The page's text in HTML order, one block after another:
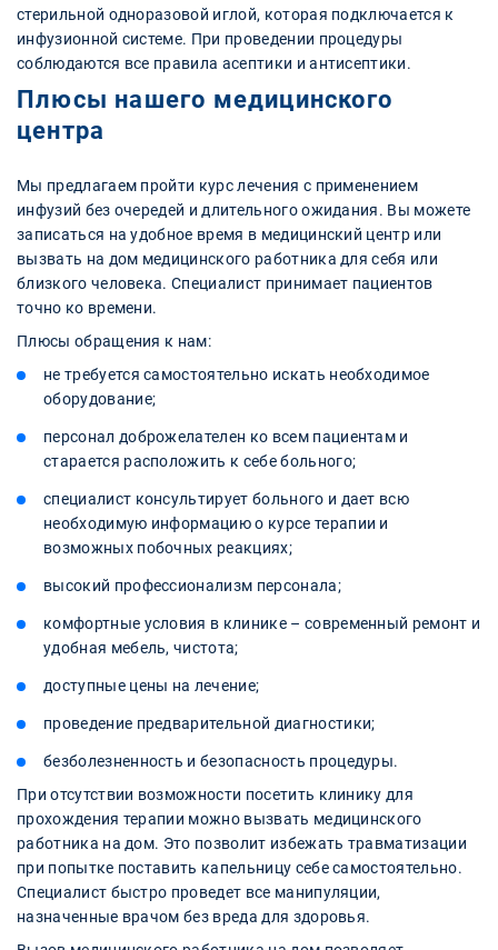
стерильной одноразовой иглой, которая подключается к
инфузионной системе. При проведении процедуры
соблюдаются все правила асептики и антисептики.
Плюсы нашего медицинского
центра
Мы предлагаем пройти курс лечения с применением
инфузий без очередей и длительного ожидания. Вы можете
записаться на удобное время в медицинский центр или
вызвать на дом медицинского работника для себя или
близкого человека. Специалист принимает пациентов
точно ко времени.
Плюсы обращения к нам:
не требуется самостоятельно искать необходимое
оборудование;
персонал доброжелателен ко всем пациентам и
старается расположить к себе больного;
специалист консультирует больного и дает всю
необходимую информацию о курсе терапии и
возможных побочных реакциях;
высокий профессионализм персонала;
комфортные условия в клинике – современный ремонт и
удобная мебель, чистота;
доступные цены на лечение;
проведение предварительной диагностики;
безболезненность и безопасность процедуры.
При отсутствии возможности посетить клинику для
прохождения терапии можно вызвать медицинского
работника на дом. Это позволит избежать травматизации
при попытке поставить капельницу себе самостоятельно.
Специалист быстро проведет все манипуляции,
назначенные врачом без вреда для здоровья.